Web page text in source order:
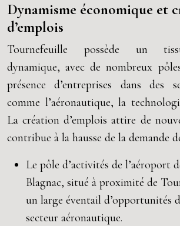
Dynamisme économique et
d’emplois
Tournefeuille possède un
dynamique, avec de nombreux
présence d’entreprises dans des
comme l’aéronautique, la
La création d’emplois attire de
contribue à la hausse de la demande
Le pôle d’activités de l’aéroport
Blagnac, situé à proximité de
un large éventail d’opportunités
secteur aéronautique.